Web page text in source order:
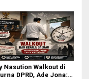
Nasution Walkout di
DPRD, Ade Jona: